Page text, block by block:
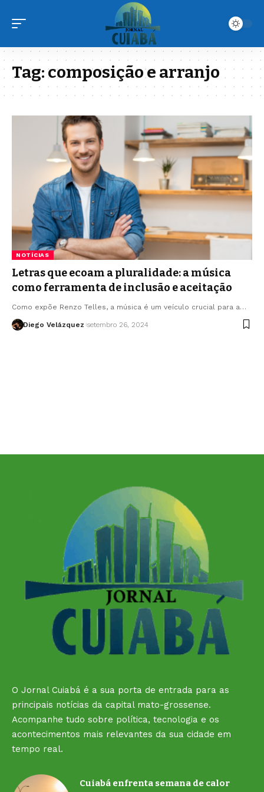
Tag:composição e arranjo
NOTÍCIAS
Letras que ecoam a pluralidade: a música
como ferramenta de inclusão e aceitação
Como expõe Renzo Telles, a música é um veículo crucial para a…
Diego Velázquez setembro 26, 2024
O Jornal Cuiabá é a sua porta de entrada para as
principais notícias da capital mato-grossense.
Acompanhe tudo sobre política, tecnologia e os
acontecimentos mais relevantes da sua cidade em
tempo real.
Cuiabá enfrenta semana de calor